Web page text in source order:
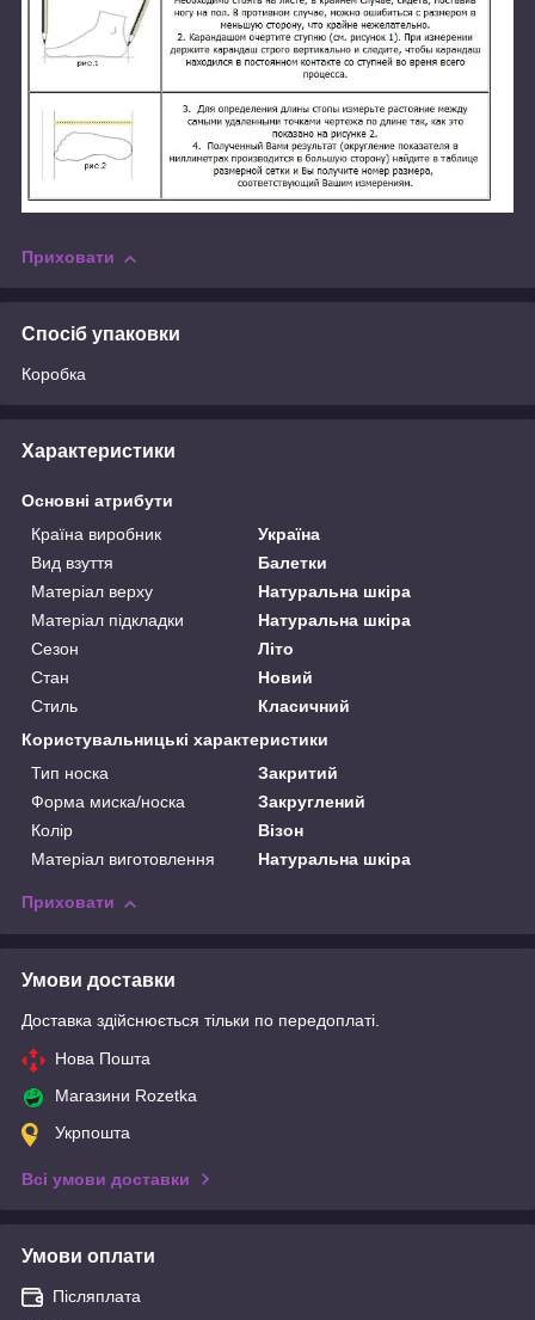
Приховати
Спосіб упаковки
Коробка
Характеристики
Основні атрибути
Країна виробник
Україна
Вид взуття
Балетки
Матеріал верху
Натуральна шкіра
Матеріал підкладки
Натуральна шкіра
Сезон
Літо
Стан
Новий
Стиль
Класичний
Користувальницькі характеристики
Тип носка
Закритий
Форма миска/носка
Закруглений
Колір
Візон
Матеріал виготовлення
Натуральна шкіра
Приховати
Умови доставки
Доставка здійснюється тільки по передоплаті.
Нова Пошта
Магазини Rozetka
Укрпошта
Всі умови доставки
Умови оплати
Післяплата